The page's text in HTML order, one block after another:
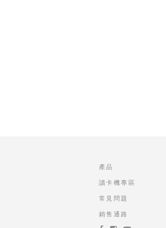
產品
讀卡機專區
常見問題
銷售通路